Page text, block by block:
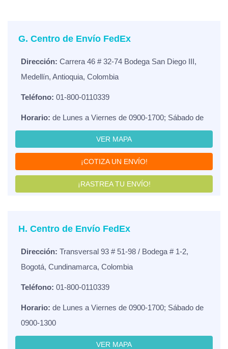
G. Centro de Envío FedEx
Dirección: Carrera 46 # 32-74 Bodega San Diego III,
Medellín, Antioquia, Colombia
Teléfono: 01-800-0110339
Horario: de Lunes a Viernes de 0900-1700; Sábado de
VER MAPA
¡COTIZA UN ENVÍO!
¡RASTREA TU ENVÍO!
H. Centro de Envío FedEx
Dirección: Transversal 93 # 51-98 / Bodega # 1-2,
Bogotá, Cundinamarca, Colombia
Teléfono: 01-800-0110339
Horario: de Lunes a Viernes de 0900-1700; Sábado de
0900-1300
VER MAPA